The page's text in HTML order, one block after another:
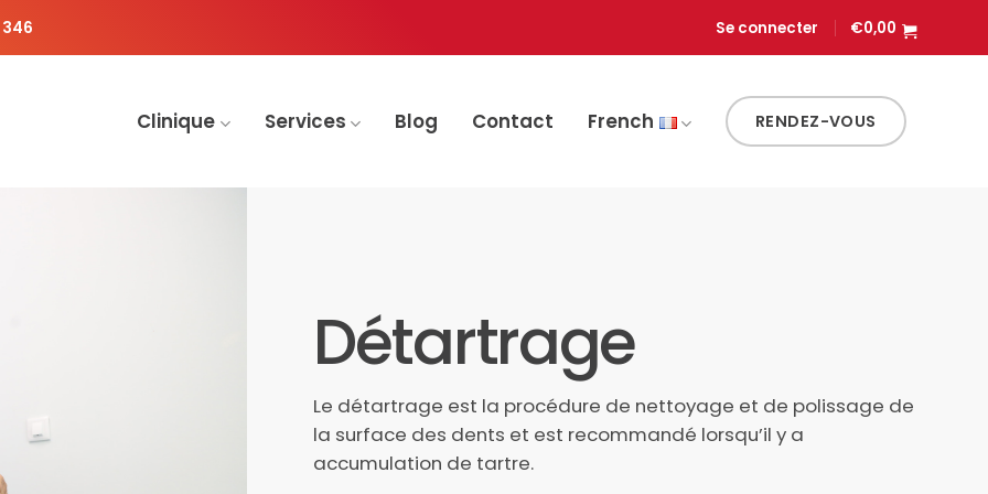
346 Se connecter €0,00
Clinique Services Blog Contact French RENDEZ-VOUS
Détartrage
Le détartrage est la procédure de nettoyage et de polissage de
la surface des dents et est recommandé lorsqu’il y a
accumulation de tartre.